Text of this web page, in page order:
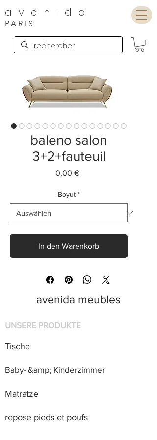
avenida
PARIS
baleno salon
3+2+fauteuil
0,00 €Preis
Boyut *
In den Warenkorb
avenida meubles
UNSERE PRODUKTE
Tische
Baby- &amp; Kinderzimmer
Matratze
repose pieds et poufs